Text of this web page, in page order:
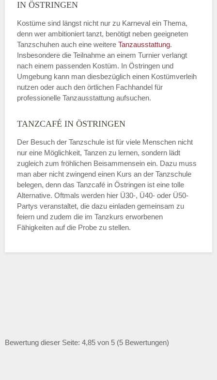
IN ÖSTRINGEN
Kostüme sind längst nicht nur zu Karneval ein Thema,
denn wer ambitioniert tanzt, benötigt neben geeigneten
Tanzschuhen auch eine weitere Tanzausstattung.
Insbesondere die Teilnahme an einem Turnier verlangt
nach einem passenden Kostüm. In Östringen und
Umgebung kann man diesbezüglich einen Kostümverleih
nutzen oder auch den örtlichen Fachhandel für
professionelle Tanzausstattung aufsuchen.
TANZCAFÉ IN ÖSTRINGEN
Der Besuch der Tanzschule ist für viele Menschen nicht
nur eine Möglichkeit, Tanzen zu lernen, sondern lädt
zugleich zum fröhlichen Beisammensein ein. Dazu muss
man aber nicht zwingend einen Kurs an der Tanzschule
belegen, denn das Tanzcafé in Östringen ist eine tolle
Alternative. Oftmals werden hier Ü30-, Ü40- oder Ü50-
Partys veranstaltet, die dazu einladen gemeinsam zu
feiern und zudem die im Tanzkurs erworbenen
Fähigkeiten auf die Probe zu stellen.
Bewertung dieser Seite: 4,85 von 5 (5 Bewertungen)